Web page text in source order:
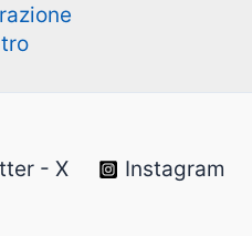
- X Instagram